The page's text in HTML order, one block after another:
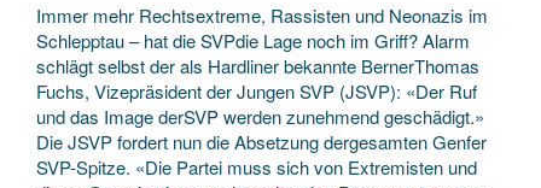
Immer mehr Rechtsextreme, Rassisten und Neonazis im
Schlepptau – hat die SVPdie Lage noch im Griff? Alarm
schlägt selbst der als Hardliner bekannte BernerThomas
Fuchs, Vizepräsident der Jungen SVP (JSVP): «Der Ruf
und das Image derSVP werden zunehmend geschädigt.»
Die JSVP fordert nun die Absetzung dergesamten Genfer
SVP-Spitze. «Die Partei muss sich von Extremisten und